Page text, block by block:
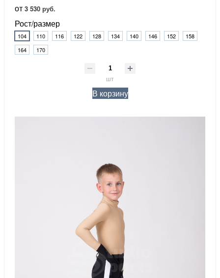
от 3 530 руб.
Рост/размер
104 110 116 122 128 134 140 146 152
158
164
170
шт
В корзину